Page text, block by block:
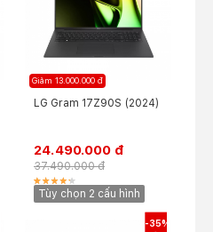
Giảm 13.000.000 đ
LG Gram 17Z90S (2024)
24.490.000 đ
37.490.000 đ
Tùy chọn 2 cấu hình
-35%